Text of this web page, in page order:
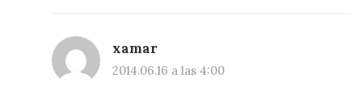
xamar
2014.06.16 a las 4:00